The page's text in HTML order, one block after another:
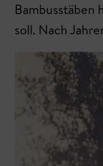
Bambusstäben
soll. Nach